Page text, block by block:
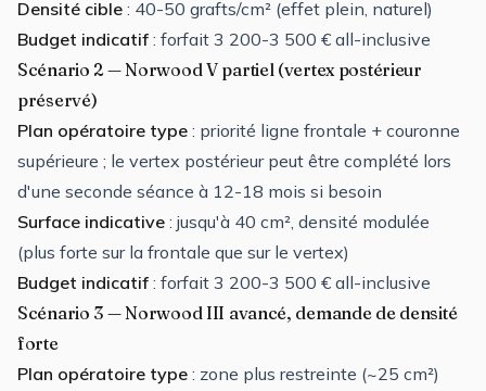
Densité cible : 40-50 grafts/cm² (effet plein, naturel)
Budget indicatif : forfait 3 200-3 500 € all-inclusive
Scénario 2 — Norwood V partiel (vertex postérieur
préservé)
Plan opératoire type : priorité ligne frontale + couronne
supérieure ; le vertex postérieur peut être complété lors
d'une seconde séance à 12-18 mois si besoin
Surface indicative : jusqu'à 40 cm², densité modulée
(plus forte sur la frontale que sur le vertex)
Budget indicatif : forfait 3 200-3 500 € all-inclusive
Scénario 3 — Norwood III avancé, demande de densité
forte
Plan opératoire type : zone plus restreinte (~25 cm²)